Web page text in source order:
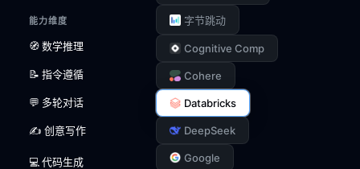
能力维度
🧭 数学推理
📝 指令遵循
💬 多轮对话
✍️ 创意写作
💻 代码生成
字节跳动
Cognitive Comp
Cohere
Databricks
DeepSeek
Google